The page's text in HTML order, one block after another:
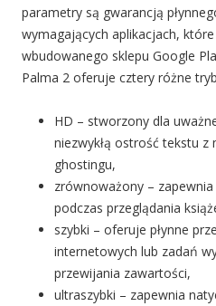
parametry są gwarancją
wymagających aplikacjach,
wbudowanego sklepu Google
Palma 2 oferuje cztery różne
HD – stworzony dla
niezwykłą ostrość tekstu z
ghostingu,
zrównoważony –
podczas przeglądania
szybki – oferuje płynne
internetowych lub zadań
przewijania zawartości,
ultraszybki – zapewnia